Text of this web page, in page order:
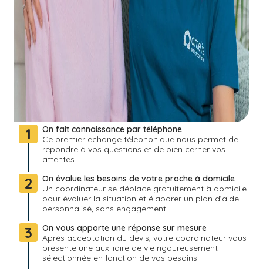
1
On fait connaissance par téléphone
Ce premier échange téléphonique nous permet de
répondre à vos questions et de bien cerner vos
attentes.
2
On évalue les besoins de votre proche à domicile
Un coordinateur se déplace gratuitement à domicile
pour évaluer la situation et élaborer un plan d’aide
personnalisé, sans engagement.
3
On vous apporte une réponse sur mesure
Après acceptation du devis, votre coordinateur vous
présente une auxiliaire de vie rigoureusement
sélectionnée en fonction de vos besoins.